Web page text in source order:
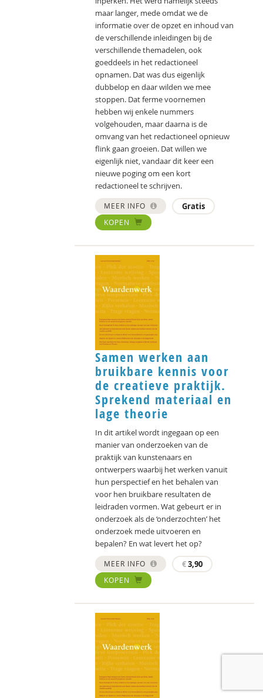
maar langer, mede omdat we de
informatie over de opzet en inhoud van
de verschillende inleidingen bij de
verschillende themadelen, ook
goeddeels in het redactioneel
opnamen. Dat was dus eigenlijk
dubbelop en daar wilden we mee
stoppen. Dat ferme voornemen
hebben wij enkele nummers
volgehouden, maar daarna is de
omvang van het redactioneel opnieuw
flink gaan groeien. Dat willen we
eigenlijk niet, vandaar dit keer een
nieuwe poging om een kort
redactioneel te schrijven.
MEER INFO Gratis
KOPEN
Samen werken aan
bruikbare kennis voor
de creatieve praktijk.
Sprekend materiaal en
lage theorie
In dit artikel wordt ingegaan op een
manier van onderzoeken van de
praktijk van kunstenaars en
ontwerpers waarbij het werken vanuit
hun perspectief en het behalen van
voor hen bruikbare resultaten de
leidraden vormen. Wat gebeurt er in
onderzoek als de ‘onderzochten’ het
onderzoek mede uitvoeren en
bepalen? En wat levert het op?
MEER INFO €3,90
KOPEN